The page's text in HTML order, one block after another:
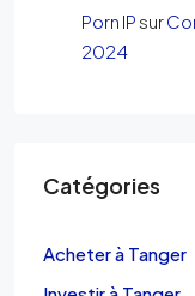
Porn IP sur
2024
Catégories
Acheter à Tanger